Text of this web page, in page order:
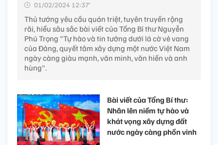
01/02/2024 12:37’
Thủ tướng yêu cầu quán triệt, tuyên truyền rộng
rãi, hiểu sâu sắc bài viết của Tổng Bí thư Nguyễn
Phú Trọng "Tự hào và tin tưởng dưới lá cờ vẻ vang
của Đảng, quyết tâm xây dựng một nước Việt Nam
ngày càng giàu mạnh, văn minh, văn hiến và anh
hùng".
Bài viết của Tổng Bí thư:
Nhân lên niềm tự hào và
khát vọng xây dựng đất
nước ngày càng phồn vinh